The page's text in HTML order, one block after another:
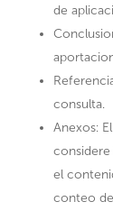
de
consulta.
Anexos:
el
conteo